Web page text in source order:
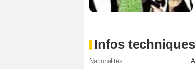
Infos techniques
Nationalités